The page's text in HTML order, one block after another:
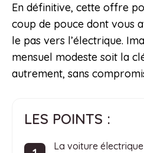
En définitive, cette offre
coup de pouce dont vous
le pas vers l’électrique.
mensuel modeste soit la
autrement, sans
LES POINTS :
La voiture